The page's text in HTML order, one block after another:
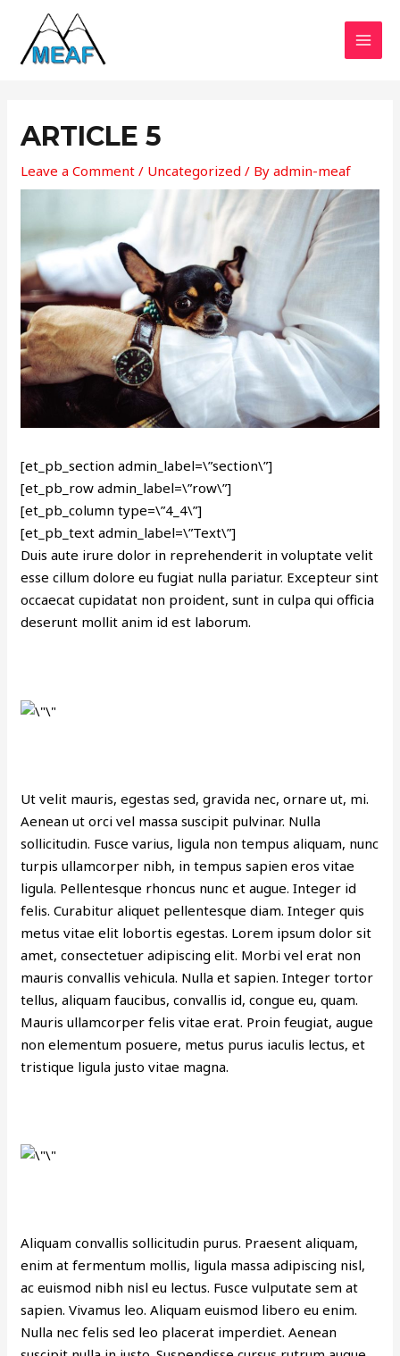
content
ARTICLE 5
Leave a Comment / Uncategorized / Byadmin-meaf
[et_pb_section admin_label=\”section\”]
[et_pb_row admin_label=\”row\”]
[et_pb_column type=\”4_4\”]
[et_pb_text admin_label=\”Text\”]
Duis aute irure dolor in reprehenderit in voluptate velit
esse cillum dolore eu fugiat nulla pariatur. Excepteur sint
occaecat cupidatat non proident, sunt in culpa qui officia
deserunt mollit anim id est laborum.
Ut velit mauris, egestas sed, gravida nec, ornare ut, mi.
Aenean ut orci vel massa suscipit pulvinar. Nulla
sollicitudin. Fusce varius, ligula non tempus aliquam, nunc
turpis ullamcorper nibh, in tempus sapien eros vitae
ligula. Pellentesque rhoncus nunc et augue. Integer id
felis. Curabitur aliquet pellentesque diam. Integer quis
metus vitae elit lobortis egestas. Lorem ipsum dolor sit
amet, consectetuer adipiscing elit. Morbi vel erat non
mauris convallis vehicula. Nulla et sapien. Integer tortor
tellus, aliquam faucibus, convallis id, congue eu, quam.
Mauris ullamcorper felis vitae erat. Proin feugiat, augue
non elementum posuere, metus purus iaculis lectus, et
tristique ligula justo vitae magna.
Aliquam convallis sollicitudin purus. Praesent aliquam,
enim at fermentum mollis, ligula massa adipiscing nisl,
ac euismod nibh nisl eu lectus. Fusce vulputate sem at
sapien. Vivamus leo. Aliquam euismod libero eu enim.
Nulla nec felis sed leo placerat imperdiet. Aenean